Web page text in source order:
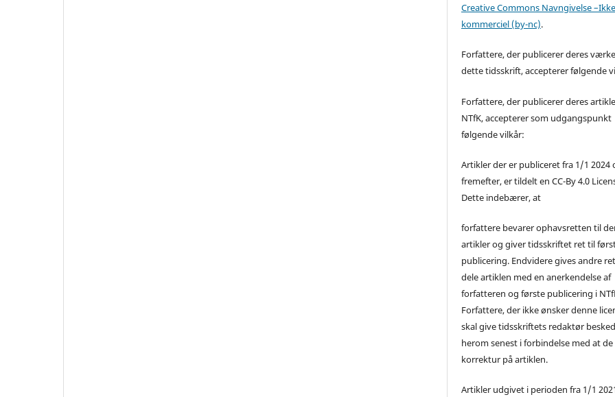
Creative Commons Navngivelse
kommerciel (by-nc).
Forfattere, der publicerer deres
dette tidsskrift, accepterer følgende
Forfattere, der publicerer deres
NTfK, accepterer som udgangspunkt
følgende vilkår:
Artikler der er publiceret fra 1/1 2024
fremefter, er tildelt en CC-By 4.0
Dette indebærer, at
forfattere bevarer ophavsretten til
artikler og giver tidsskriftet ret til
publicering. Endvidere gives andre
dele artiklen med en anerkendelse af
forfatteren og første publicering i
Forfattere, der ikke ønsker denne
skal give tidsskriftets redaktør besked
herom senest i forbindelse med at
korrektur på artiklen.
Artikler udgivet i perioden fra 1/1